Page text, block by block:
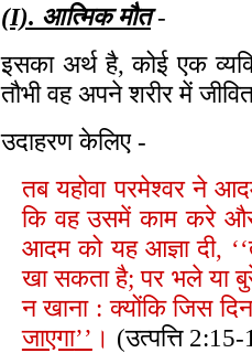
(I). आत्मिक मौत-
इसका अर्थ है, कोई एक
तौभी वह अपने शरीर में
उदाहरण केलिए -
तब यहोवा परमेश्वर ने
कि वह उसमें काम करे और
आदम को यह आज्ञा दी,
खा सकता है; पर भले या
न खाना : क्योंकि जिस
जाएगा’’ । (उत्पत्ति